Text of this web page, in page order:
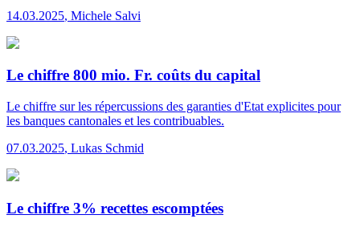
14.03.2025, Michele Salvi
Le chiffre 800 mio. Fr. coûts du capital
Le chiffre sur les répercussions des garanties d'Etat explicites pour
les banques cantonales et les contribuables.
07.03.2025, Lukas Schmid
Le chiffre 3% recettes escomptées